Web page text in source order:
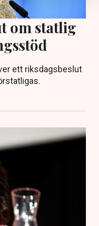
om statlig
ett riksdagsbeslut